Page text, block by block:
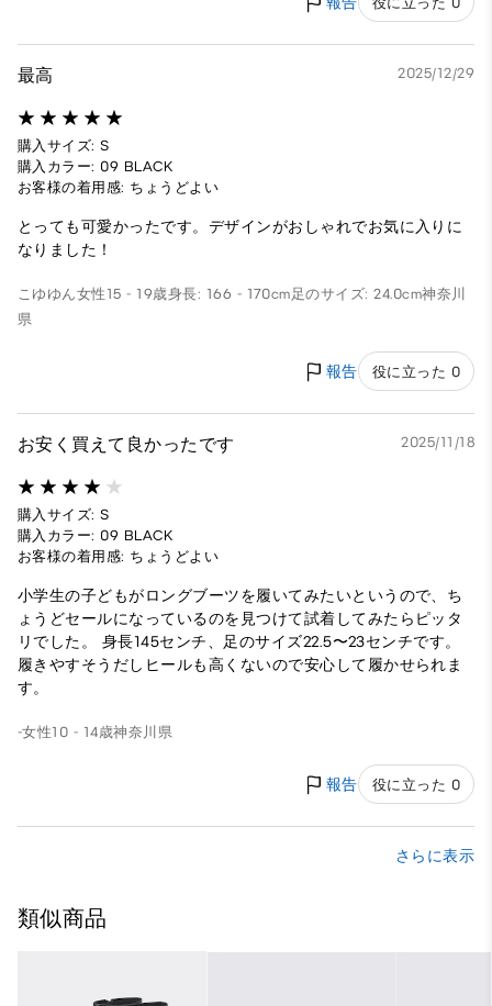
最高 2025/12/29
購入サイズ: S
購入カラー: 09 BLACK
お客様の着用感: ちょうどよい
とっても可愛かったです。デザインがおしゃれでお気に入りに
なりました！
こゆゆん女性 15 - 19歳身長: 166 - 170cm足のサイズ: 24.0cm神奈川
県
報告 役に立った 0
お安く買えて良かったです 2025/11/18
購入サイズ: S
購入カラー: 09 BLACK
お客様の着用感: ちょうどよい
小学生の子どもがロングブーツを履いてみたいというので、ち
ょうどセールになっているのを見つけて試着してみたらピッタ
リでした。 身長145センチ、足のサイズ22.5〜23センチです。
履きやすそうだしヒールも高くないので安心して履かせられま
す。
-女性10 - 14歳神奈川県
報告 役に立った 0
さらに表示
類似商品